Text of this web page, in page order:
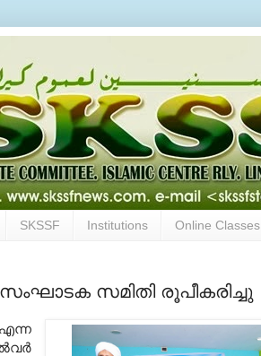
SKSSF Institutions Online Classes
സമിതി രൂപീകരിച്ചു